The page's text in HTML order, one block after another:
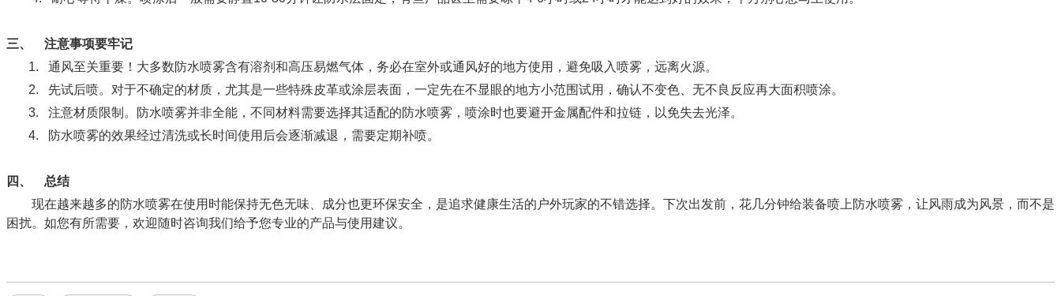
三、
注意事项要牢记
1.
通风至关重要！大多数防水喷雾含有溶剂和高压易燃气体，务必在室外或通风好的地方使用，避免吸入喷雾，远离火源。
2.
先试后喷。对于不确定的材质，尤其是一些特殊皮革或涂层表面，一定先在不显眼的地方小范围试用，确认不变色、无不良反应再大面积喷涂。
3.
注意材质限制。防水喷雾并非全能，不同材料需要选择其适配的防水喷雾，喷涂时也要避开金属配件和拉链，以免失去光泽。
4.
防水喷雾的效果经过清洗或长时间使用后会逐渐减退，需要定期补喷。
四、
总结
现在越来越多的防水喷雾在使用时能保持无色无味、成分也更环保安全，是追求健康生活的户外玩家的不错选择。下次出发前，花几分钟给装备喷上防水喷雾，让风雨成为风景，而不是
困扰。如您有所需要，欢迎随时咨询我们给予您专业的产品与使用建议。